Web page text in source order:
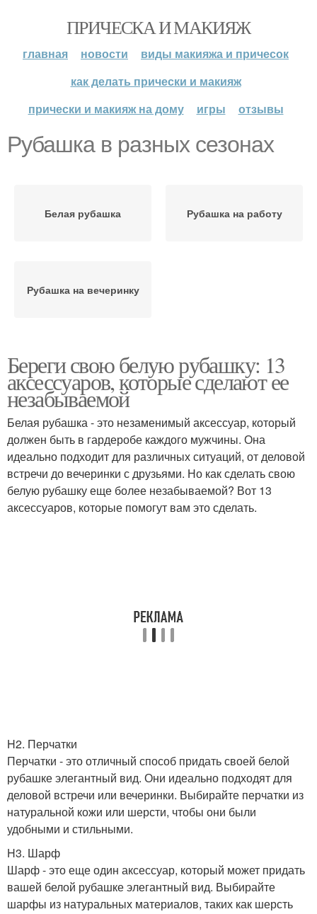
ПРИЧЕСКА И МАКИЯЖ
главная новости
виды макияжа и причесок
как делать прически и макияж
прически и макияж на дому
игры отзывы
Рубашка в разных сезонах
Белая рубашка Рубашка на работу
Рубашка на вечеринку
Береги свою белую рубашку: 13
аксессуаров, которые сделают ее
незабываемой
Белая рубашка - это незаменимый аксессуар, который
должен быть в гардеробе каждого мужчины. Она
идеально подходит для различных ситуаций, от деловой
встречи до вечеринки с друзьями. Но как сделать свою
белую рубашку еще более незабываемой? Вот 13
аксессуаров, которые помогут вам это сделать.
H2. Перчатки
Перчатки - это отличный способ придать своей белой
рубашке элегантный вид. Они идеально подходят для
деловой встречи или вечеринки. Выбирайте перчатки из
натуральной кожи или шерсти, чтобы они были
удобными и стильными.
H3. Шарф
Шарф - это еще один аксессуар, который может придать
вашей белой рубашке элегантный вид. Выбирайте
шарфы из натуральных материалов, таких как шерсть